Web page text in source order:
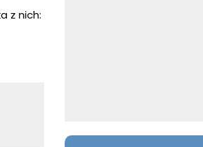
z nich: